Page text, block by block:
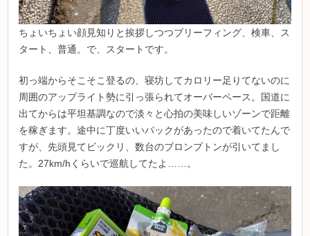
ちょいちょい顔見知りと挨拶しつつブリーフィング、検車、ス
タート、普通。で、スタートです。
初っ端からそこそこ登るの、寝坊してカロリー足りてないのに
周囲のアップライト勢に引っ張られてオーバーペース。国道に
出てからは平坦基調なので淡々と心拍の美味しいゾーンで距離
を稼ぎます。途中に丁度いいパックがあったので着いてたんで
すが、先頭見てビックリ、数台のブロンプトンが引いてまし
た。27km/hくらいで巡航してたよ……。